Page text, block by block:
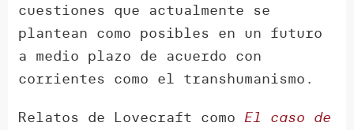
cuestiones que actualmente se
plantean como posibles en un futuro
a medio plazo de acuerdo con
corrientes como el transhumanismo.
Relatos de Lovecraft comoEl caso de